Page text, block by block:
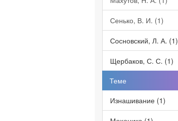
Сенько, В. И. (1)
Сосновский, Л. А. (1)
Щербаков, С. С. (1)
Теме
Изнашивание (1)